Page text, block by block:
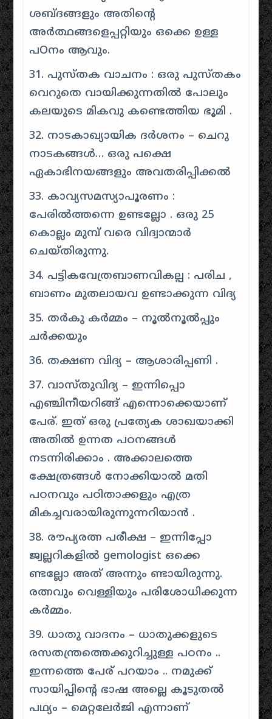
ശബ്ദങ്ങളും അതിൻ്റെ
അർത്ഥങ്ങളെപ്പറ്റിയും ഒക്കെ ഉള്ള
പOനം ആവും.
31. പുസ്തക വാചനം : ഒരു പുസ്തകം
വെറുതെ വായിക്കുന്നതിൽ പോലും
കലയുടെ മികവു കണ്ടെത്തിയ ഭൂമി .
32. നാടകാഖ്യായിക ദർശനം – ചെറു
നാടകങ്ങൾ… ഒരു പക്ഷെ
ഏകാഭിനയങ്ങളും അവതരിപ്പിക്കൽ
33. കാവ്യസമസ്യാപൂരണം :
പേരിൽത്തന്നെ ഉണ്ടല്ലോ . ഒരു 25
കൊല്ലം മുമ്പ് വരെ വിദ്വാന്മാർ
ചെയ്തിരുന്നു.
34. പട്ടികവേത്രബാണവികല്പ : പരിച ,
ബാണം മുതലായവ ഉണ്ടാക്കുന്ന വിദ്യ
35. തർകു കർമ്മം – നൂൽനൂൽപ്പും
ചർക്കയും
36. തക്ഷണ വിദ്യ – ആശാരിപ്പണി .
37. വാസ്തുവിദ്യ – ഇന്നിപ്പൊ
എഞ്ചിനീയറിങ്ങ് എന്നൊക്കെയാണ്
പേര്. ഇത് ഒരു പ്രത്യേക ശാഖയാക്കി
അതിൽ ഉന്നത പഠനങ്ങൾ
നടന്നിരിക്കാം . അക്കാലത്തെ
ക്ഷേത്രങ്ങൾ നോക്കിയാൽ മതി
പഠനവും പഠിതാക്കളും എത്ര
മികച്ചവരായിരുന്നുന്നറിയാൻ .
38. രൗപ്യരത്ന പരീക്ഷ – ഇന്നിപ്പോ
ജ്വല്ലറികളിൽ gemologist ഒക്കെ
ണ്ടല്ലോ അത് അന്നും ണ്ടായിരുന്നു.
രത്നവും വെള്ളിയും പരിശോധിക്കുന്ന
കർമ്മം.
39. ധാതു വാദനം – ധാതുക്കളുടെ
രസതന്ത്രത്തെക്കുറിച്ചുള്ള പഠനം ..
ഇന്നത്തെ പേര് പറയാം .. നമുക്ക്
സായിപ്പിൻ്റെ ഭാഷ അല്ലെ കൂടുതൽ
പഥ്യം – മെറ്റലേർജി എന്നാണ്